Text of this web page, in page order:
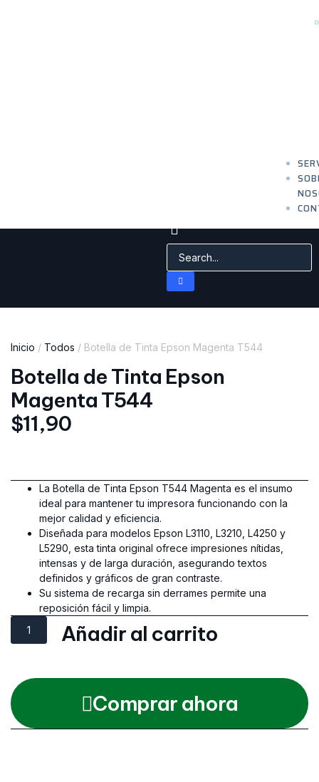
Inicio / Todos / Botella de Tinta Epson Magenta T544
Botella de Tinta Epson
Magenta T544
$11,90
La Botella de Tinta Epson T544 Magenta es el insumo
ideal para mantener tu impresora funcionando con la
mejor calidad y eficiencia.
Diseñada para modelos Epson L3110, L3210, L4250 y
L5290, esta tinta original ofrece impresiones nítidas,
intensas y de larga duración, asegurando textos
definidos y gráficos de gran contraste.
Su sistema de recarga sin derrames permite una
reposición fácil y limpia.
Añadir al carrito
Comprar ahora